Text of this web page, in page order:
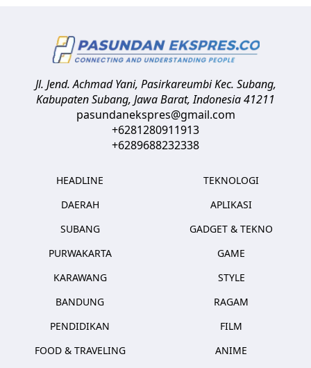
Jl. Jend. Achmad Yani, Pasirkareumbi Kec. Subang,
Kabupaten Subang, Jawa Barat,Indonesia41211
pasundanekspres@gmail.com
+6281280911913
+6289688232338
HEADLINE
DAERAH
SUBANG
PURWAKARTA
KARAWANG
BANDUNG
PENDIDIKAN
FOOD & TRAVELING
TEKNOLOGI
APLIKASI
GADGET & TEKNO
GAME
STYLE
RAGAM
FILM
ANIME